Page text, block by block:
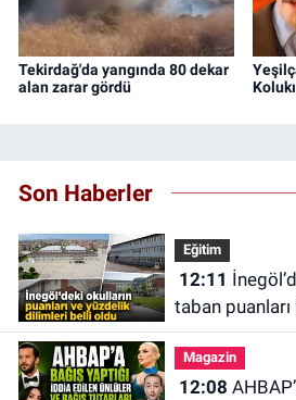
Tekirdağ'da yangında 80 dekar
alan zarar gördü
Son Haberler
Eğitim
12:11
taban
yüksek puanlı
Magazin
12:08